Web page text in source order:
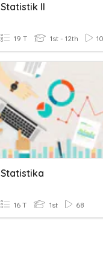
Statistik II
19 T 1st - 12th
Statistika
16 T 1st 68